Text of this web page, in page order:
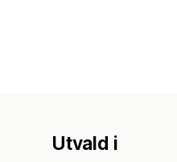
Utvald i